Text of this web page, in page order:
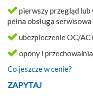
pierwszy przegląd
pełna obsługa serwisowa
ubezpieczenie OC/AC
opony i
Co jeszcze w cenie?
ZAPYTAJ